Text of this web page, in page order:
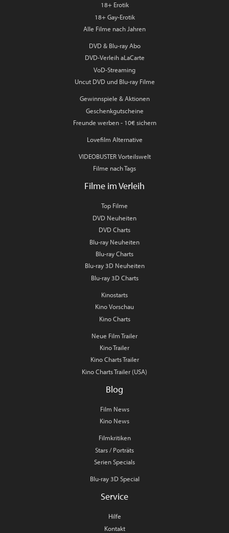
18+ Erotik
18+ Gay-Erotik
Alle Filme nach Jahren
DVD & Blu-ray Abo
DVD-Verleih aLaCarte
VoD-Streaming
Uncut DVD und Blu-ray Filme
Gewinnspiele & Aktionen
Geschenkgutscheine
Freunde werben - 10€ sichern
Lovefilm Alternative
VIDEOBUSTER Vorteilswelt
Filme nach Tags
Filme im Verleih
Top Filme
DVD Neuheiten
DVD Charts
Blu-ray Neuheiten
Blu-ray Charts
Blu-ray 3D Neuheiten
Blu-ray 3D Charts
Kinostarts
Kino Vorschau
Kino Charts
Neue Film Trailer
Kino Trailer
Kino Charts Trailer
Kino Charts Trailer (USA)
Blog
Film News
Kino News
Filmkritiken
Stars / Porträts
Serien Specials
Blu-ray 3D Special
Service
Hilfe
Kontakt